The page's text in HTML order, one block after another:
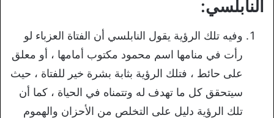
النابلسي:
وفيه تلك الرؤية يقول النابلسي أن الفتاة العزباء لو
رأت في منامها اسم محمود مكتوب أمامها ، أو معلق
على حائط ، فتلك الرؤية بثابة بشرة خير للفتاة ، حيث
سيتحقق كل ما تهدف له وتتمناه في الحياة ، كما أن
تلك الرؤية دليل على التخلص من الأحزان والهموم